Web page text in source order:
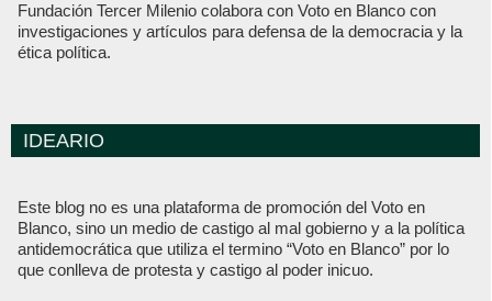
Fundación Tercer Milenio colabora con Voto en Blanco con
investigaciones y artículos para defensa de la democracia y la
ética política.
IDEARIO
Este blog no es una plataforma de promoción del Voto en
Blanco, sino un medio de castigo al mal gobierno y a la política
antidemocrática que utiliza el termino “Voto en Blanco” por lo
que conlleva de protesta y castigo al poder inicuo.